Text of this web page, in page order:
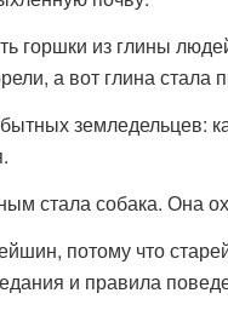
горшки из глины
а вот глина
земледельцев:
стала собака. Она
потому что
и правила